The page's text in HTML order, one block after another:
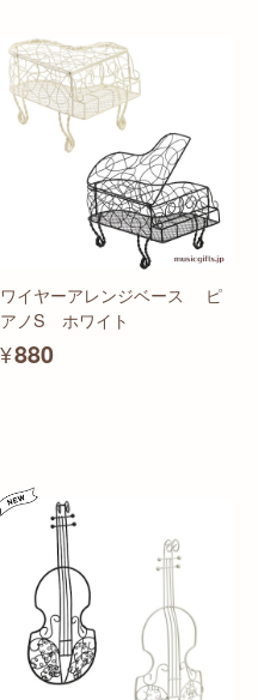
ワイヤーアレンジベース ピ
アノS ホワイト
¥880